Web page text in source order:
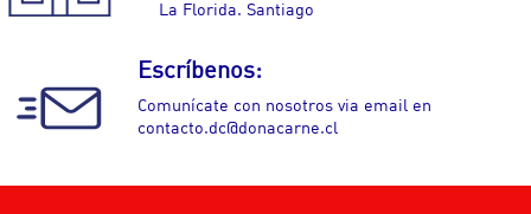
La Florida. Santiago
Escríbenos:
Comunícate con nosotros via email en
contacto.dc@donacarne.cl